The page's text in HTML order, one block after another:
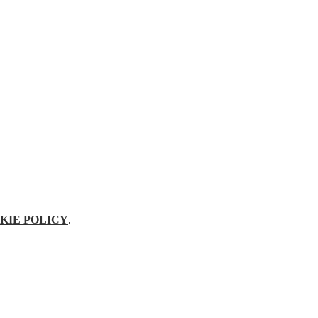
POLICY.